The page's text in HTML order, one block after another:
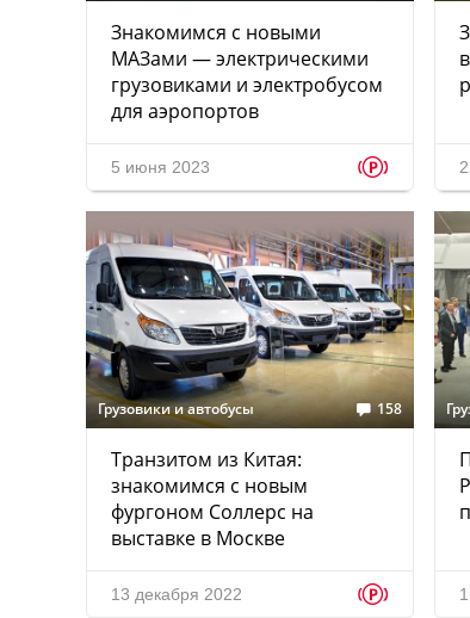
Знакомимся с новыми
МАЗами — электрическими
грузовиками и электробусом
для аэропортов
5 июня 2023 p
Грузовики и автобусы 158
Транзитом из Китая:
знакомимся с новым
фургоном Соллерс на
выставке в Москве
13 декабря 2022 p